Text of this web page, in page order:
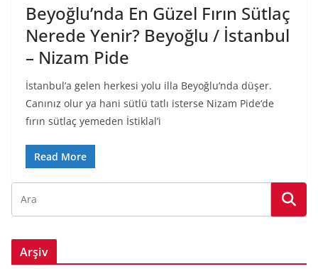
Beyoğlu’nda En Güzel Fırın Sütlaç
Nerede Yenir? Beyoğlu / İstanbul
– Nizam Pide
İstanbul’a gelen herkesi yolu illa Beyoğlu’nda düşer.
Canınız olur ya hani sütlü tatlı isterse Nizam Pide‘de
fırın sütlaç yemeden İstiklal’i
Read More
Arşiv